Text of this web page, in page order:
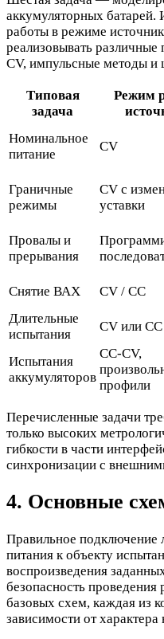
аккумуляторных
работы в режиме
реализовывать
CV, импульсные методы и
Типовая
задача
Режим
Номинальное
питание
CV
Граничные
режимы
CV с
уставки
Провалы и
прерывания
Снятие ВАХ
CV / CC
Длительные
испытания
CV или CC
Испытания
аккумуляторов
CC-CV,
профили
Перечисленные задачи
только высоких
гибкости в части
синхронизации с
4. Основные
Правильное подключение
питания к объекту
воспроизведения
безопасность проведения
базовых схем, каждая из
зависимости от